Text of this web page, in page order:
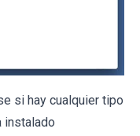
si hay cualquier tipo
instalado